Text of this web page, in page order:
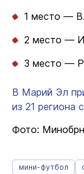
1 место —
2 место —
3 место —
В Марий Эл
из 21 региона
Фото:
мини-футбол